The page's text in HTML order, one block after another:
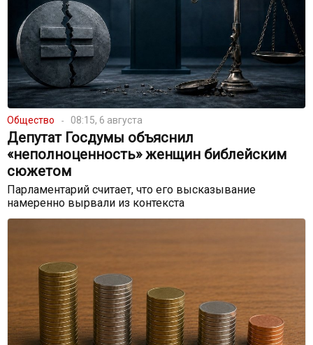
Общество 08:15, 6 августа
Депутат Госдумы объяснил
«неполноценность» женщин библейским
сюжетом
Парламентарий считает, что его высказывание
намеренно вырвали из контекста